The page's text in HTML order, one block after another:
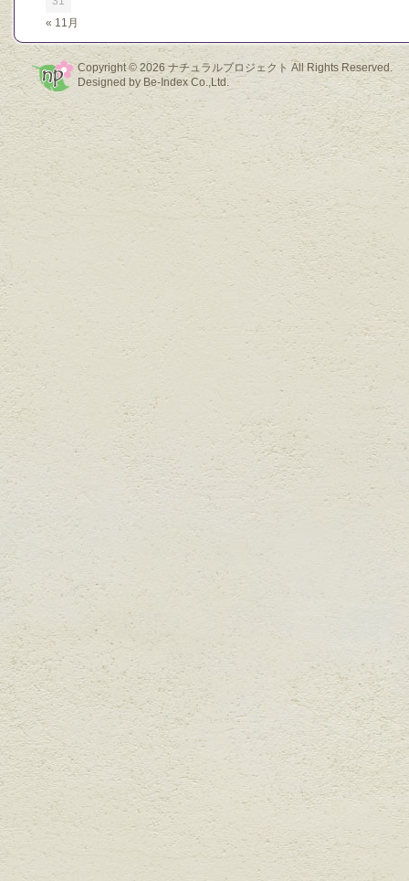
« 11月
Copyright © 2026 ナチュラルプロジェクト All Rights Reserved.
Designed by Be-Index Co.,Ltd.